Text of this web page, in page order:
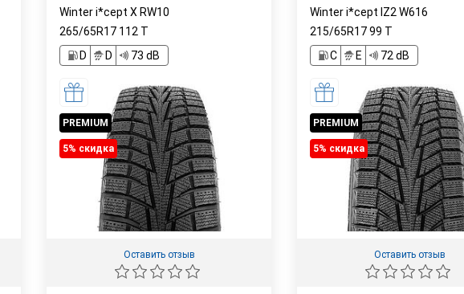
Winter i*cept X RW10
265/65R17 112 T
D
D 73 dB
PREMIUM
5% cкидка
Оставить отзыв
Winter i*cept IZ2 W616
215/65R1799 T
C
E 72 dB
PREMIUM
5% cкидка
Оставить отзыв